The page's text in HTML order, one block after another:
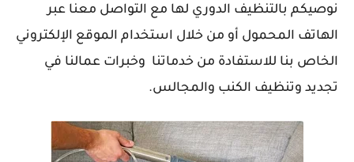
نوصيكم بالتنظيف الدوري لها مع التواصل معنا عبر
الهاتف المحمول أو من خلال استخدام الموقع الإلكتروني
الخاص بنا للاستفادة من خدماتنا وخبرات عمالنا في
تجديد وتنظيف الكنب والمجالس.